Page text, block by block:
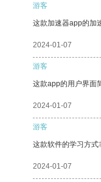
游客
这款加速器app的加
2024-01-07
游客
这款app的用户界面
2024-01-07
游客
这款软件的学习方式
2024-01-07